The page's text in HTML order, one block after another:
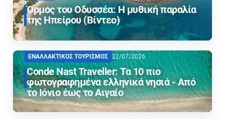
Όρμος του Οδυσσέα: Η μυθική παραλία
της Ηπείρου (Βίντεο)
ΕΝΑΛΛΑΚΤΙΚΟΣ ΤΟΥΡΙΣΜΟΣ 22/07/2026
Conde Nast Traveller: Τα 10 πιο
φωτογραφημένα ελληνικά νησιά - Από
το Ιόνιο έως το Αιγαίο